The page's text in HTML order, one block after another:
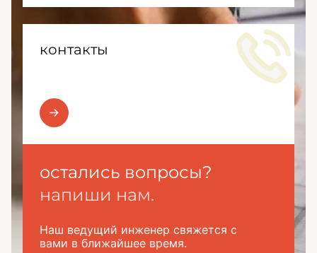
контакты
остались вопросы?
напиши нам.
Наш ведущий инженер свяжется с
вами в ближайшее время.